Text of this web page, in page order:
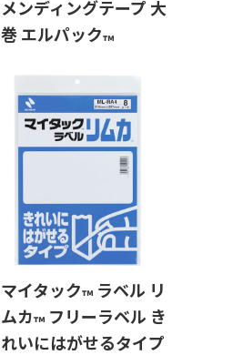
メンディングテープ 大
巻 エルパック™
マイタック™ラベル リ
ムカ™フリーラベル き
れいにはがせるタイプ